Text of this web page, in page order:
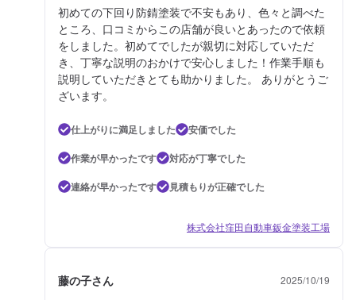
初めての下回り防錆塗装で不安もあり、色々と調べた
ところ、口コミからこの店舗が良いとあったので依頼
をしました。初めてでしたが親切に対応していただ
き、丁寧な説明のおかけで安心しました！作業手順も
説明していただきとても助かりました。 ありがとうご
ざいます。
仕上がりに満足しました
安価でした
作業が早かったです
対応が丁寧でした
連絡が早かったです
見積もりが正確でした
株式会社窪田自動車鈑金塗装工場
藤の子さん 2025/10/19